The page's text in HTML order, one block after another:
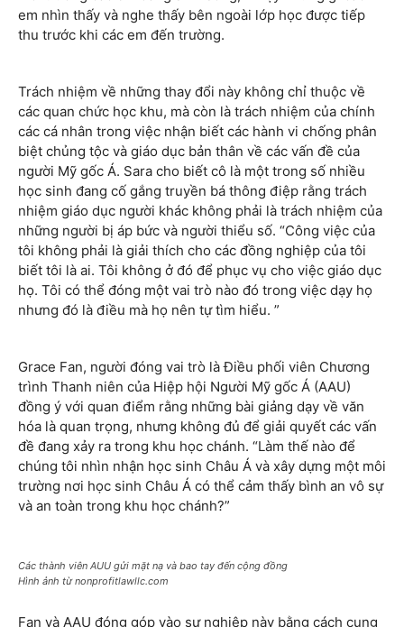
em nhìn thấy và nghe thấy bên ngoài lớp học được tiếp
thu trước khi các em đến trường.
Trách nhiệm về những thay đổi này không chỉ thuộc về
các quan chức học khu, mà còn là trách nhiệm của chính
các cá nhân trong việc nhận biết các hành vi chống phân
biệt chủng tộc và giáo dục bản thân về các vấn đề của
người Mỹ gốc Á. Sara cho biết cô là một trong số nhiều
học sinh đang cố gắng truyền bá thông điệp rằng trách
nhiệm giáo dục người khác không phải là trách nhiệm của
những người bị áp bức và người thiểu số. “Công việc của
tôi không phải là giải thích cho các đồng nghiệp của tôi
biết tôi là ai. Tôi không ở đó để phục vụ cho việc giáo dục
họ. Tôi có thể đóng một vai trò nào đó trong việc dạy họ
nhưng đó là điều mà họ nên tự tìm hiểu. ”
Grace Fan, người đóng vai trò là Điều phối viên Chương
trình Thanh niên của Hiệp hội Người Mỹ gốc Á (AAU)
đồng ý với quan điểm rằng những bài giảng dạy về văn
hóa là quan trọng, nhưng không đủ để giải quyết các vấn
đề đang xảy ra trong khu học chánh. “Làm thế nào để
chúng tôi nhìn nhận học sinh Châu Á và xây dựng một môi
trường nơi học sinh Châu Á có thể cảm thấy bình an vô sự
và an toàn trong khu học chánh?”
Các thành viên AUU gửi mặt nạ và bao tay đến cộng đồng
Hình ảnh từ nonprofitlawllc.com
Fan và AAU đóng góp vào sự nghiệp này bằng cách cung